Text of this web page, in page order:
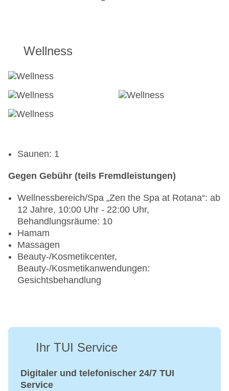
Wellness
Saunen: 1
Gegen Gebühr (teils Fremdleistungen)
Wellnessbereich/Spa „Zen the Spa at Rotana“: ab
12 Jahre, 10:00 Uhr - 22:00 Uhr,
Behandlungsräume: 10
Hamam
Massagen
Beauty-/Kosmetikcenter,
Beauty-/Kosmetikanwendungen:
Gesichtsbehandlung
Ihr TUI Service
Digitaler und telefonischer 24/7 TUI
Service